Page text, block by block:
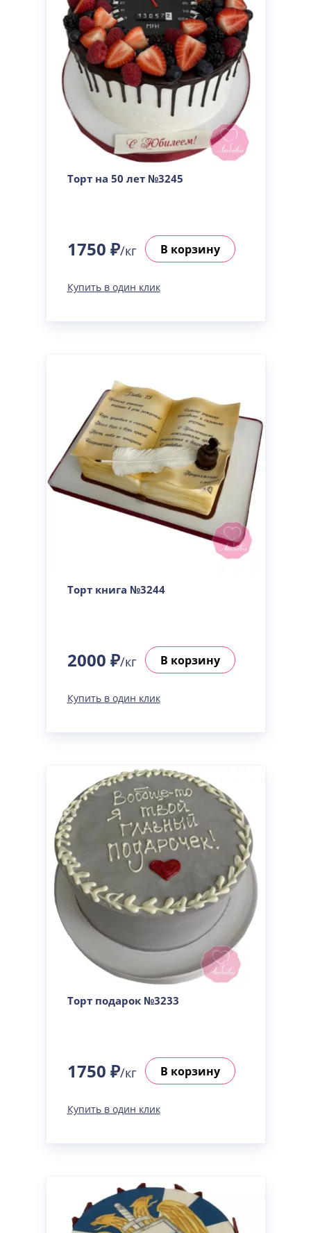
Торт на 50 лет №3245
1750 ₽/кг В корзину
Купить в один клик
Торт книга №3244
2000 ₽/кг В корзину
Купить в один клик
Торт подарок №3233
1750 ₽/кг В корзину
Купить в один клик